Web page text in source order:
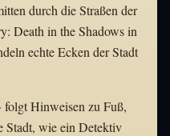
durch die Straßen der
Death in the Shadows in
echte Ecken der Stadt
folgt Hinweisen zu Fuß,
Stadt, wie ein Detektiv